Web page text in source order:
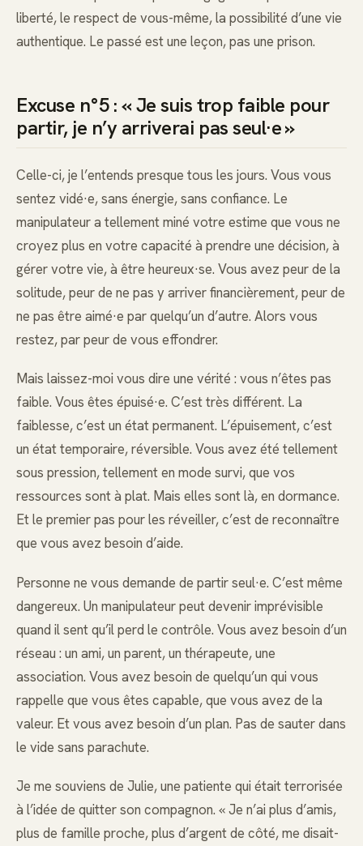
liberté, le respect de vous-même, la possibilité d’une vie
authentique. Le passé est une leçon, pas une prison.
Excuse n°5 : « Je suis trop faible pour
partir, je n’y arriverai pas seul·e »
Celle-ci, je l’entends presque tous les jours. Vous vous
sentez vidé·e, sans énergie, sans confiance. Le
manipulateur a tellement miné votre estime que vous ne
croyez plus en votre capacité à prendre une décision, à
gérer votre vie, à être heureux·se. Vous avez peur de la
solitude, peur de ne pas y arriver financièrement, peur de
ne pas être aimé·e par quelqu’un d’autre. Alors vous
restez, par peur de vous effondrer.
Mais laissez-moi vous dire une vérité : vous n’êtes pas
faible. Vous êtes épuisé·e. C’est très différent. La
faiblesse, c’est un état permanent. L’épuisement, c’est
un état temporaire, réversible. Vous avez été tellement
sous pression, tellement en mode survi, que vos
ressources sont à plat. Mais elles sont là, en dormance.
Et le premier pas pour les réveiller, c’est de reconnaître
que vous avez besoin d’aide.
Personne ne vous demande de partir seul·e. C’est même
dangereux. Un manipulateur peut devenir imprévisible
quand il sent qu’il perd le contrôle. Vous avez besoin d’un
réseau : un ami, un parent, un thérapeute, une
association. Vous avez besoin de quelqu’un qui vous
rappelle que vous êtes capable, que vous avez de la
valeur. Et vous avez besoin d’un plan. Pas de sauter dans
le vide sans parachute.
Je me souviens de Julie, une patiente qui était terrorisée
à l’idée de quitter son compagnon. « Je n’ai plus d’amis,
plus de famille proche, plus d’argent de côté, me disait-